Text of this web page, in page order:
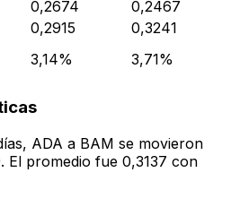
0,2674
0,2467
0,2915
0,3241
3,14% 3,71%
ADA a BAM se movieron
promedio fue 0,3137 con